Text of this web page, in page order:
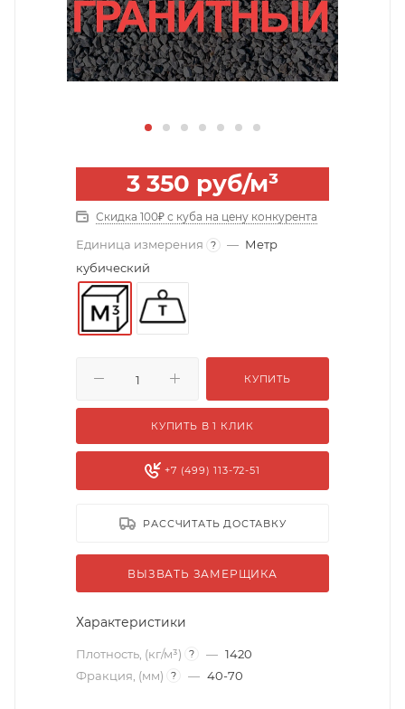
3 350 руб/м³
Скидка 100₽ с куба на цену конкурента
Единица измерения ? — Метр
кубический
КУПИТЬ
КУПИТЬ В 1 КЛИК
+7 (499) 113-72-51
РАССЧИТАТЬ ДОСТАВКУ
ВЫЗВАТЬ ЗАМЕРЩИКА
Характеристики
Плотность, (кг/м³) ? — 1420
Фракция, (мм)
? — 40-70